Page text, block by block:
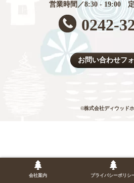
営業時間／8:30 - 19:00
0242-
お問い合わせフ
©株式会社ディウッド
会社案内 プライバシーポリシ